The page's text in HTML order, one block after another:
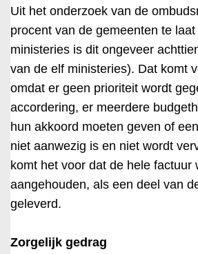
Uit het onderzoek van de
procent van de gemeenten te
ministeries is dit ongeveer
van de elf ministeries). Dat komt
omdat er geen prioriteit wordt
accordering, er meerdere
hun akkoord moeten geven of
niet aanwezig is en niet wordt
komt het voor dat de hele factuur
aangehouden, als een deel van
geleverd.
Zorgelijk gedrag